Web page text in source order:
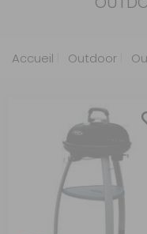
Accueil Outdoor